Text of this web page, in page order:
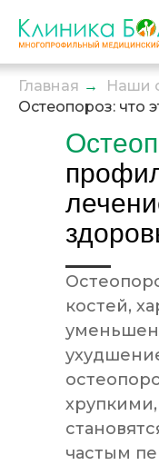
Главная → Наши
Остеопороз: что
костей,
частым